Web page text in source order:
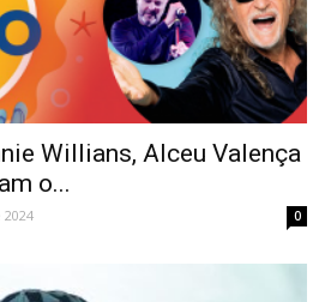
Willians, Alceu Valença
o...
0